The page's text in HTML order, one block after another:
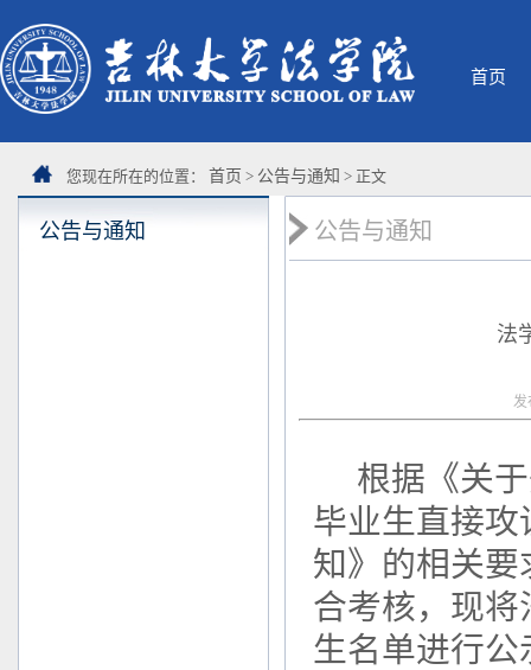
首页
您现在所在的位置： 首页 > 公告与通知 > 正文
公告与通知 公告与通知
法
根据《关
毕业生直接
知》的相关
合考核，现将
生名单进行公